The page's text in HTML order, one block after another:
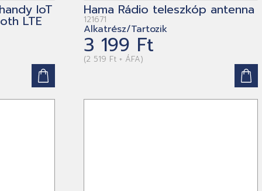
IoT
LTE
Hama Rádio teleszkóp antenna
121671
Alkatrész/Tartozik
3 199 Ft
(2 519 Ft + ÁFA)